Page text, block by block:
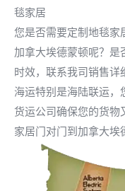
毯家居
您是否需要定制地毯家
加拿大埃德蒙顿呢？是
时效，联系我司销售
海运特别是海陆联运，
货运公司确保您的货
家居门对门到加拿大埃